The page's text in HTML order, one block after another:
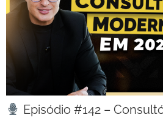
Episódio #142 –